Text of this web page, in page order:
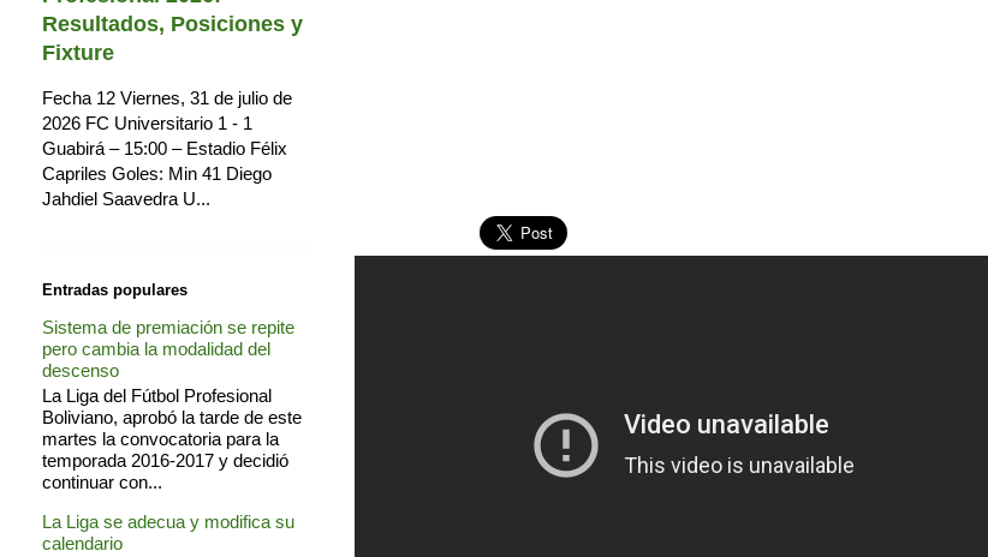
Resultados, Posiciones y
Fixture
Fecha 12 Viernes, 31 de julio de
2026 FC Universitario 1 - 1
Guabirá – 15:00 – Estadio Félix
Capriles Goles: Min 41 Diego
Jahdiel Saavedra U...
Entradas populares
Sistema de premiación se repite
pero cambia la modalidad del
descenso
La Liga del Fútbol Profesional
Boliviano, aprobó la tarde de este
martes la convocatoria para la
temporada 2016-2017 y decidió
continuar con...
La Liga se adecua y modifica su
calendario